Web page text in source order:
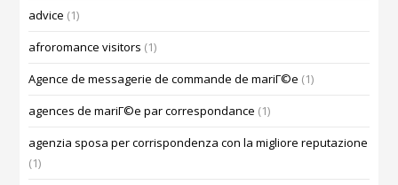
advice (1)
afroromance visitors (1)
Agence de messagerie de commande de mariГ©e (1)
agences de mariГ©e par correspondance (1)
agenzia sposa per corrispondenza con la migliore reputazione
(1)